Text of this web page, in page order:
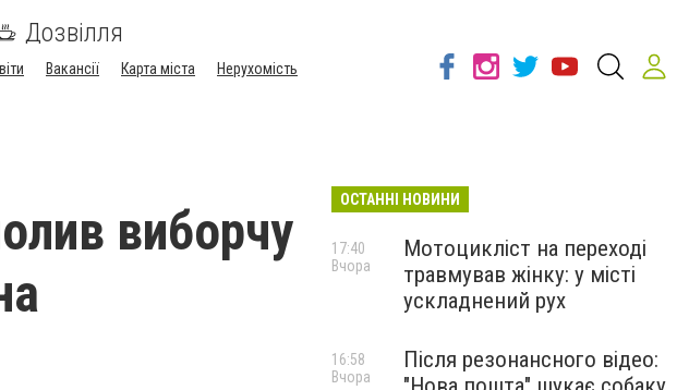
Дозвілля
Вакансії Карта міста
Нерухомість
виборчу
ОСТАННІ НОВИНИ
Мотоцикліст на переході
травмував жінку: у місті
ускладнений рух
17:40
Вчора
Після резонансного відео:
16:58
Вчора